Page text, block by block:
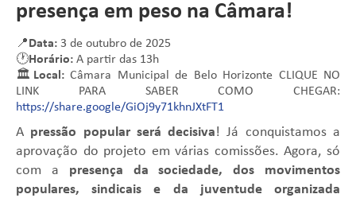
presença em peso na Câmara!
📍 Data: 3 de outubro de 2025
🕐Horário: A partir das 13h
🏛️ Local:Câmara Municipal de Belo Horizonte CLIQUE NO
LINK PARA SABER COMO CHEGAR:
https://share.google/GiOj9y71khnJXtFT1
A pressão popular será decisiva! Já conquistamos a
aprovação do projeto em várias comissões. Agora, só
com a presença da sociedade, dos movimentos
populares, sindicais e da juventude organizada